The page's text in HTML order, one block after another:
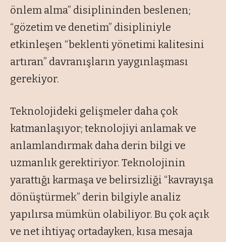
önlem alma” disiplininden beslenen;
“gözetim ve denetim” disipliniyle
etkinleşen “beklenti yönetimi kalitesini
artıran” davranışların yaygınlaşması
gerekiyor.
Teknolojideki gelişmeler daha çok
katmanlaşıyor; teknolojiyi anlamak ve
anlamlandırmak daha derin bilgi ve
uzmanlık gerektiriyor. Teknolojinin
yarattığı karmaşa ve belirsizliği “kavrayışa
dönüştürmek” derin bilgiyle analiz
yapılırsa mümkün olabiliyor. Bu çok açık
ve net ihtiyaç ortadayken, kısa mesaja